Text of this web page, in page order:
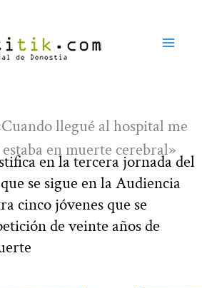
llegué al hospital me
en muerte cerebral»
en la tercera jornada del
se sigue en la Audiencia
cinco jóvenes que se
de veinte años de